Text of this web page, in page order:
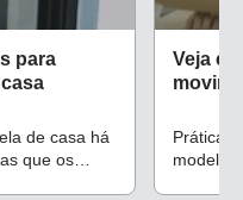
para
de casa há
que os
Veja
Prática
modelos